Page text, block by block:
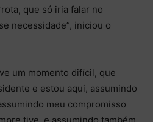
que só iria falar no
necessidade”, iniciou o
um momento difícil, que
e estou aqui, assumindo
meu compromisso